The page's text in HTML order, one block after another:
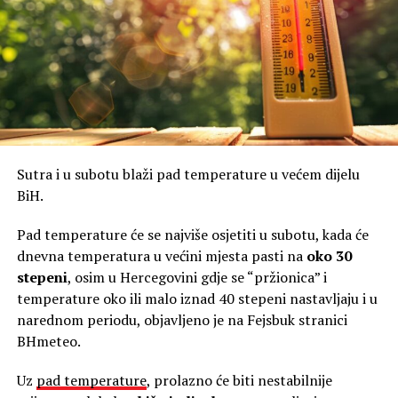
vremenske prilike u udaljenim dijelovima svijeta.
Najnoviji podaci pokazuju da pozitivna faza IOD-a tek
počinje da se razvija.
Istočni dio posmatranog područja se hladi, dok se
zapadni dio zagrijava, pa bi temperaturna razlika tokom
jeseni mogla postati još izraženija. Prognoze pokazuju da
nije riječ o kratkotrajnoj pojavi. Pozitivni IOD mogao bi
trajati tokom cijele jeseni i završiti se tek početkom zime.
Istovremeno se u Tihom okeanu razvija snažan Super El
Ninjo. Najnovije analize pokazuju da su temperature
mora u dijelovima centralnog i istočnog Pacifika između
četiri i pet stepeni više od uobičajenih vrijednosti.
Hitna pomoć upozorava: Toplotni udar može biti
Još veća količina toplote nalazi se ispod površine okeana.
Sutra i u subotu blaži pad temperature u većem dijelu
BiH.
Pad temperature će se najviše osjetiti u subotu, kada će
dnevna temperatura u većini mjesta pasti na oko 30
stepeni, osim u Hercegovini gdje se “pržionica” i
temperature oko ili malo iznad 40 stepeni nastavljaju i u
narednom periodu, objavljeno je na Fejsbuk stranici
BHmeteo.
Uz pad temperature, prolazno će biti nestabilnije